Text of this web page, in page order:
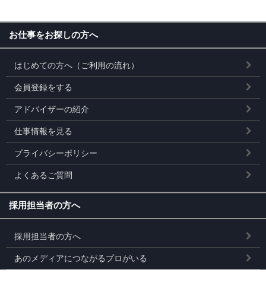
お仕事をお探しの方へ
はじめての方へ（ご利用の流れ）
会員登録をする
アドバイザーの紹介
仕事情報を見る
プライバシーポリシー
よくあるご質問
採用担当者の方へ
採用担当者の方へ
あのメディアにつながるプロがいる